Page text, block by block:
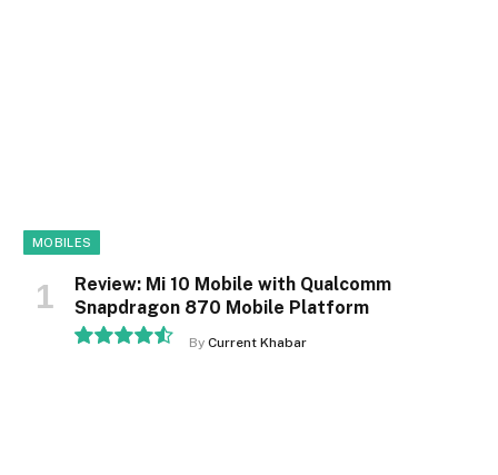
MOBILES
Review: Mi 10 Mobile with Qualcomm
Snapdragon 870 Mobile Platform
By Current Khabar